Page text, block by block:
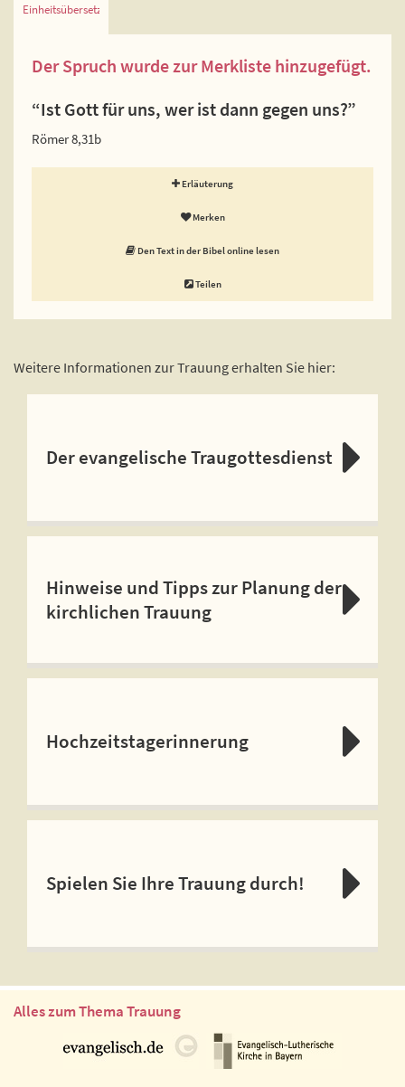
Einheitsübersetzung
Der Spruch wurde zur Merkliste hinzugefügt.
“Ist Gott für uns, wer ist dann gegen uns?”
Römer 8,31b
Erläuterung
Merken
Den Text in der Bibel online lesen
Teilen
Weitere Informationen zur Trauung erhalten Sie hier:
Der evangelische Traugottesdienst
Hinweise und Tipps zur Planung der
kirchlichen Trauung
Hochzeitstagerinnerung
Spielen Sie Ihre Trauung durch!
Alles zum Thema Trauung